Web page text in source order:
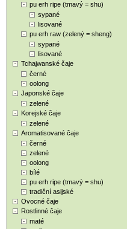
pu erh ripe (tmavý = shu)
sypané
lisované
pu erh raw (zelený = sheng)
sypané
lisované
Tchajwanské čaje
černé
oolong
Japonské čaje
zelené
Korejské čaje
zelené
Aromatisované čaje
černé
zelené
oolong
bílé
pu erh ripe (tmavý = shu)
tradiční asijské
Ovocné čaje
Rostlinné čaje
maté